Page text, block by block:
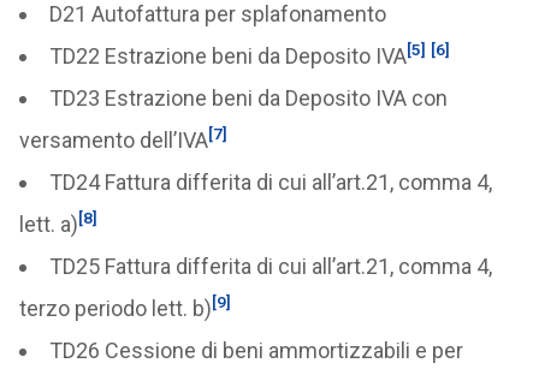
D21 Autofattura per splafonamento
TD22 Estrazione beni da Deposito IVA[5] [6]
TD23 Estrazione beni da Deposito IVA con
versamento dell’IVA[7]
TD24 Fattura differita di cui all’art.21, comma 4,
lett. a)[8]
TD25 Fattura differita di cui all’art.21, comma 4,
terzo periodo lett. b)[9]
TD26 Cessione di beni ammortizzabili e per